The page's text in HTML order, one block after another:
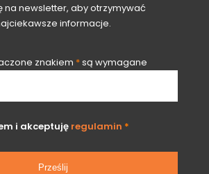
na newsletter, aby otrzymywać
informacje.
znakiem *są wymagane
i akceptuję regulamin *